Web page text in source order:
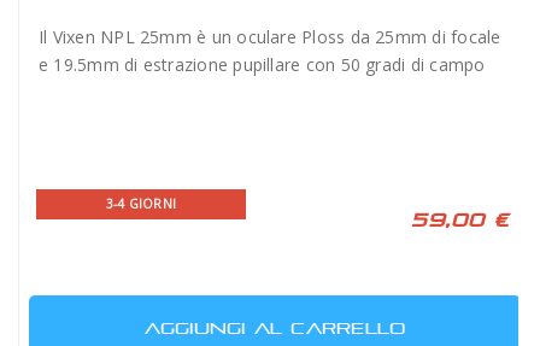
Il Vixen NPL 25mm è un oculare Ploss da 25mm di focale
e 19.5mm di estrazione pupillare con 50 gradi di campo
3-4 GIORNI
59,00 €
AGGIUNGI AL CARRELLO